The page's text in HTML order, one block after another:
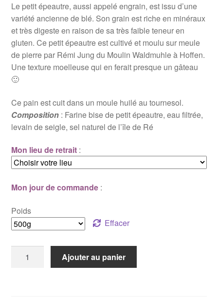
Le petit épeautre, aussi appelé engrain, est issu d’une
variété ancienne de blé. Son grain est riche en minéraux
et très digeste en raison de sa très faible teneur en
gluten. Ce petit épeautre est cultivé et moulu sur meule
de pierre par Rémi Jung du Moulin Waldmuhle à Hoffen.
Une texture moelleuse qui en ferait presque un gâteau
🙂
Ce pain est cuit dans un moule huilé au tournesol.
Composition: Farine bise de petit épeautre, eau filtrée,
levain de seigle, sel naturel de l’île de Ré
Mon lieu de retrait:
Mon jour de commande:
Poids
Effacer
Ajouter au panier